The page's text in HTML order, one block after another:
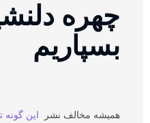
چهره
بسپاریم
همیشه مخالف نشر این گونه